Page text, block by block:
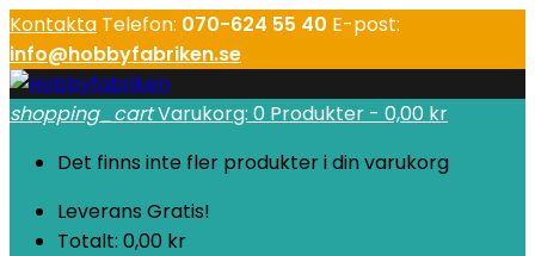
Kontakta Telefon: 070-624 55 40 E-post:
info@hobbyfabriken.se
shopping_cartVarukorg: 0 Produkter - 0,00 kr
Det finns inte fler produkter i din varukorg
Leverans Gratis!
Totalt: 0,00 kr